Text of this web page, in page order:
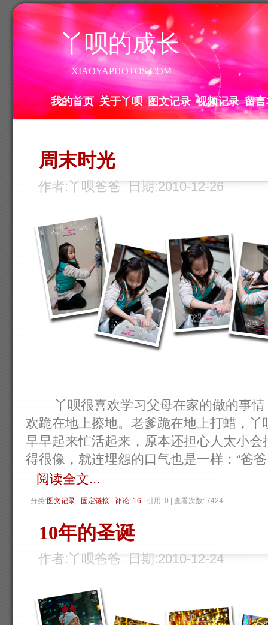
丫呗的成长
XIAOYAPHOTOS.COM
我的首页 关于丫呗 图文记录 视频记录 留
周末时光
作者:丫呗爸爸 日期:2010-12-26
丫呗很喜欢学习父母在家的做的事情
欢跪在地上擦地。老爹跪在地上打蜡，
早早起来忙活起来，原本还担心人太小
得很像，就连埋怨的口气也是一样：“爸
阅读全文...
分类:图文记录 固定链接 评论: 16 | 引用: 0 | 查看次数: 7424
10年的圣诞
作者:丫呗爸爸 日期:2010-12-24